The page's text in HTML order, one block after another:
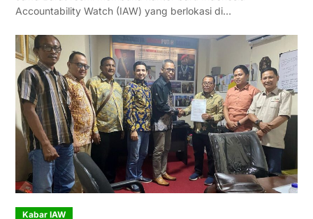
Accountability Watch (IAW) yang berlokasi di…
Kabar IAW